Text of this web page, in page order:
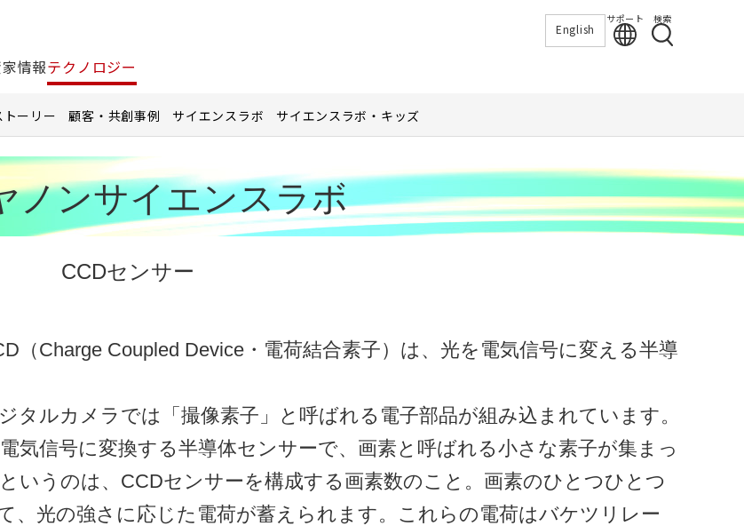
English
サポート 検索
情報テクノロジー
トーリー 顧客・共創事例 サイエンスラボ サイエンスラボ・キッズ
ノンサイエンスラボ
CCDセンサー
（Charge Coupled Device・電荷結合素子）は、光を電気信号に変える半導
ルカメラでは「撮像素子」と呼ばれる電子部品が組み込まれています。
気信号に変換する半導体センサーで、画素と呼ばれる小さな素子が集まっ
いうのは、CCDセンサーを構成する画素数のこと。画素のひとつひとつ
、光の強さに応じた電荷が蓄えられます。これらの電荷はバケツリレー